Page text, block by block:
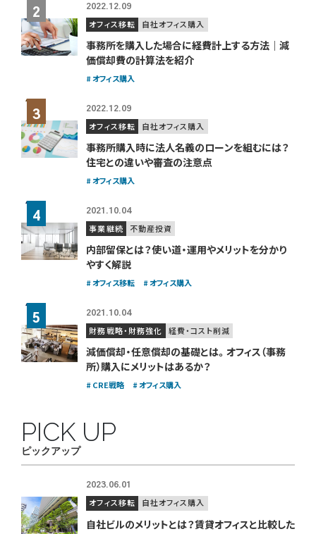
2022.12.09
オフィス移転 自社オフィス購入
事務所を購入した場合に経費計上する方法｜減
価償却費の計算法を紹介
オフィス購入
2022.12.09
オフィス移転 自社オフィス購入
事務所購入時に法人名義のローンを組むには？
住宅との違いや審査の注意点
オフィス購入
2021.10.04
事業継続 不動産投資
内部留保とは？使い道・運用やメリットを分かり
やすく解説
オフィス移転 オフィス購入
2021.10.04
財務戦略・財務強化 経費・コスト削減
減価償却・任意償却の基礎とは。 オフィス（事務
所）購入にメリットはあるか？
CRE戦略 オフィス購入
ピックアップ
PICK UP
2023.06.01
オフィス移転 自社オフィス購入
自社ビルのメリットとは？賃貸オフィスと比較した